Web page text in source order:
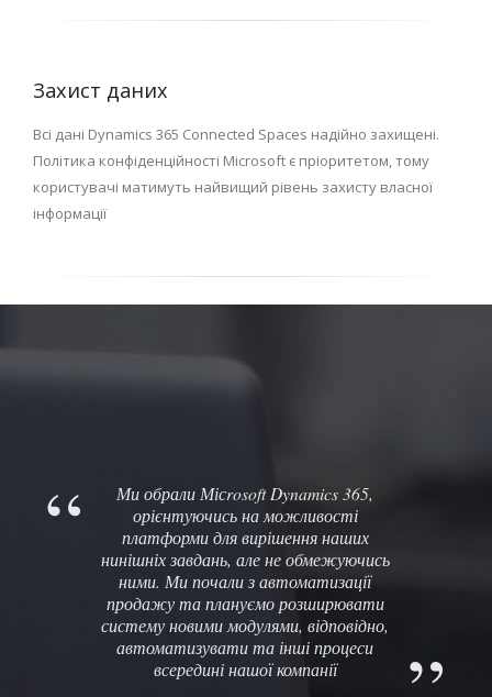
Захист даних
Всі дані Dynamics 365 Connected Spaces надійно захищені.
Політика конфіденційності Microsoft є пріоритетом, тому
користувачі матимуть найвищий рівень захисту власної
інформації
Ми обрали Місrosoft Dynamics 365,
орієнтуючись на можливості
платформи для вирішення наших
нинішніх завдань, але не обмежуючись
ними. Ми почали з автоматизації
продажу та плануємо розширювати
систему новими модулями, відповідно,
автоматизувати та інші процеси
всередині нашої компанії